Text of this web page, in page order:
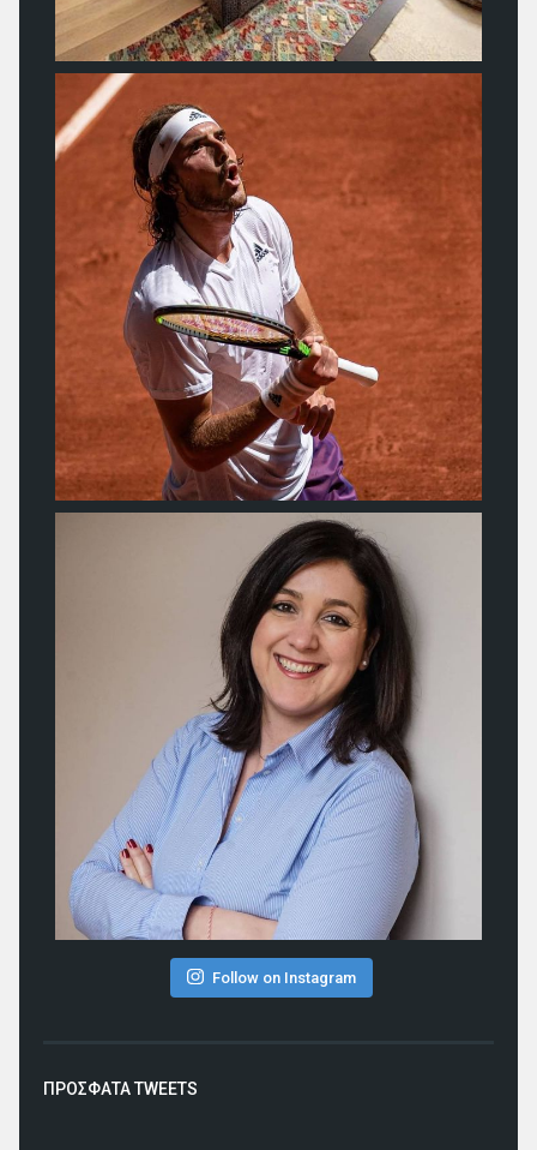
Follow on Instagram
ΠΡΟΣΦΑΤΑ TWEETS